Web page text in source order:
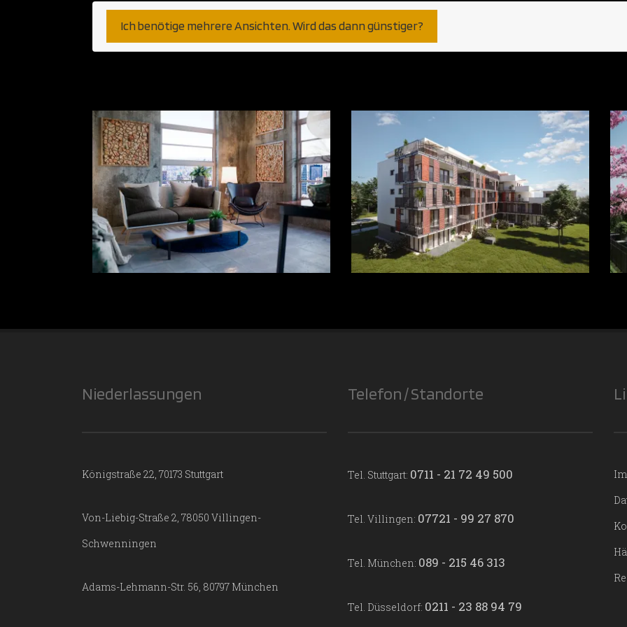
Ich benötige mehrere Ansichten. Wird das dann günstiger?
Niederlassungen
Königstraße 22, 70173 Stuttgart
Von-Liebig-Straße 2, 78050 Villingen-
Schwenningen
Adams-Lehmann-Str. 56, 80797 München
Telefon / Standorte
Tel. Stuttgart: 0711 - 21 72 49 500
Tel. Villingen: 07721 - 99 27 870
Tel. München: 089 - 215 46 313
Tel. Düsseldorf: 0211 - 23 88 94 79